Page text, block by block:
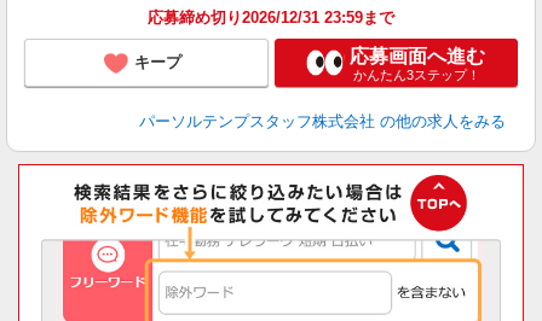
応募締め切り2026/12/31 23:59まで
キープ 応募画面へ進む
かんたん3ステップ！
パーソルテンプスタッフ株式会社 の他の求人をみる